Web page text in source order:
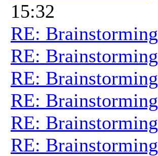
15:32
RE: Brainstorming
RE: Brainstorming
RE: Brainstorming
RE: Brainstorming
RE: Brainstorming
RE: Brainstorming